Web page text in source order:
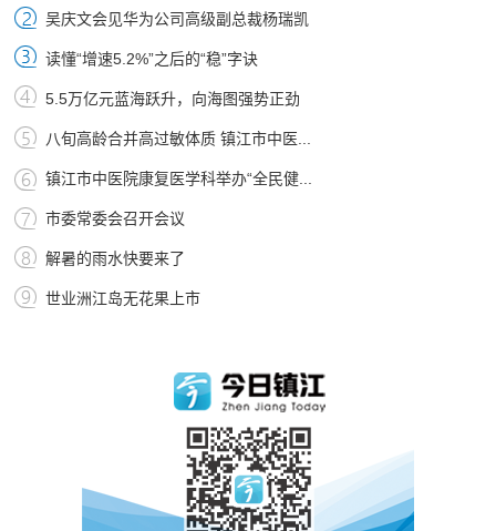
吴庆文会见华为公司高级副总裁杨瑞凯
读懂“增速5.2%”之后的“稳”字诀
5.5万亿元蓝海跃升，向海图强势正劲
八旬高龄合并高过敏体质 镇江市中医...
镇江市中医院康复医学科举办“全民健...
市委常委会召开会议
解暑的雨水快要来了
世业洲江岛无花果上市